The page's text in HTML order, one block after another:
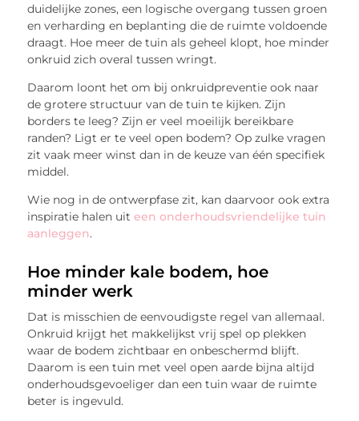
duidelijke zones, een logische overgang tussen groen
en verharding en beplanting die de ruimte voldoende
draagt. Hoe meer de tuin als geheel klopt, hoe minder
onkruid zich overal tussen wringt.
Daarom loont het om bij onkruidpreventie ook naar
de grotere structuur van de tuin te kijken. Zijn
borders te leeg? Zijn er veel moeilijk bereikbare
randen? Ligt er te veel open bodem? Op zulke vragen
zit vaak meer winst dan in de keuze van één specifiek
middel.
Wie nog in de ontwerpfase zit, kan daarvoor ook extra
inspiratie halen uiteen onderhoudsvriendelijke tuin
aanleggen.
Hoe minder kale bodem, hoe
minder werk
Dat is misschien de eenvoudigste regel van allemaal.
Onkruid krijgt het makkelijkst vrij spel op plekken
waar de bodem zichtbaar en onbeschermd blijft.
Daarom is een tuin met veel open aarde bijna altijd
onderhoudsgevoeliger dan een tuin waar de ruimte
beter is ingevuld.